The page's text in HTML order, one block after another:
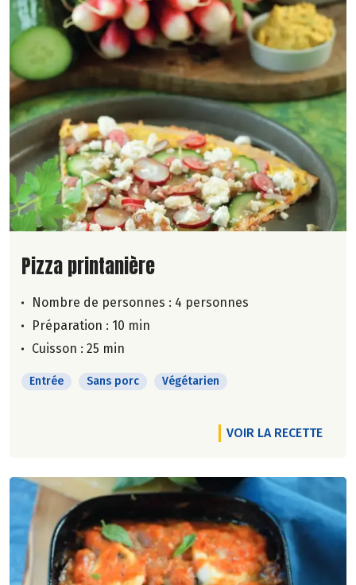
Lire la suite de la recette
Pizza printanière
Nombre de personnes : 4 personnes
Préparation : 10 min
Cuisson : 25 min
Entrée Sans porc Végétarien
VOIR LA RECETTE